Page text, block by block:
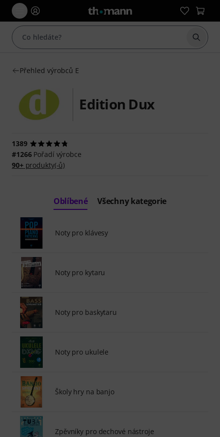
Začít
Přehled výrobců E
Edition Dux
1389
#1266Pořadí výrobce
90+produkty(-ů)
Oblíbené Všechny kategorie
Noty pro klávesy
Noty pro kytaru
Noty pro baskytaru
Noty pro ukulele
Školy hry na banjo
Zpěvníky pro dechové nástroje